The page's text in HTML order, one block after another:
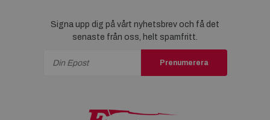
Signa upp dig på vårt nyhetsbrev och få det
senaste från oss, helt spamfritt.
Prenumerera